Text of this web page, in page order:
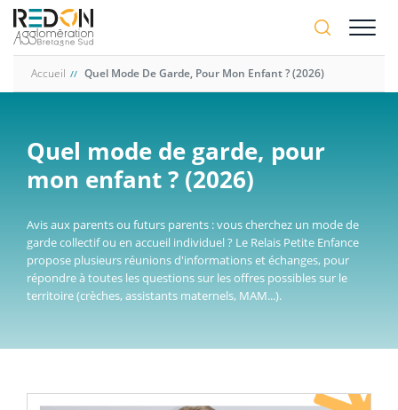
Aller
contenu
Accueil Quel Mode De Garde, Pour Mon Enfant ? (2026)
Quel mode de garde, pour
mon enfant ? (2026)
Avis aux parents ou futurs parents : vous cherchez un mode de
garde collectif ou en accueil individuel ? Le Relais Petite Enfance
propose plusieurs réunions d'informations et échanges, pour
répondre à toutes les questions sur les offres possibles sur le
territoire (crèches, assistants maternels, MAM...).